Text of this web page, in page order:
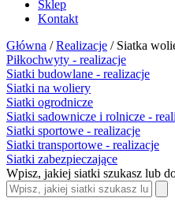
Sklep
Kontakt
Główna /Realizacje / Siatka
Piłkochwyty - realizacje
Siatki budowlane - realizacje
Siatki na woliery
Siatki ogrodnicze
Siatki sadownicze i rolnicze -
Siatki sportowe - realizacje
Siatki transportowe - realizacje
Siatki zabezpieczające
Wpisz, jakiej siatki szukasz lub